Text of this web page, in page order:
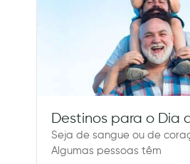
Destinos para o Dia
Seja de sangue ou de
Algumas pessoas têm